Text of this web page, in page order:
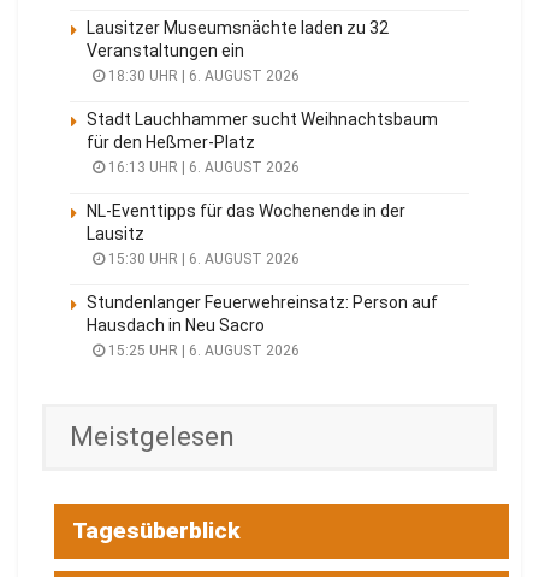
Lausitzer Museumsnächte laden zu 32
Veranstaltungen ein
18:30 UHR | 6. AUGUST 2026
Stadt Lauchhammer sucht Weihnachtsbaum
für den Heßmer-Platz
16:13 UHR | 6. AUGUST 2026
NL-Eventtipps für das Wochenende in der
Lausitz
15:30 UHR | 6. AUGUST 2026
Stundenlanger Feuerwehreinsatz: Person auf
Hausdach in Neu Sacro
15:25 UHR | 6. AUGUST 2026
Meistgelesen
Tagesüberblick